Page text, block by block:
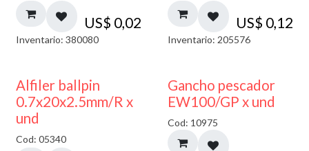
US$ 0,02
Inventario: 380080
US$ 0,12
Inventario: 205576
Alfiler ballpin
0.7x20x2.5mm/R x
und
Cod: 05340 40% DESCUENTO
Gancho pescador
EW100/GP x und
Cod: 10975